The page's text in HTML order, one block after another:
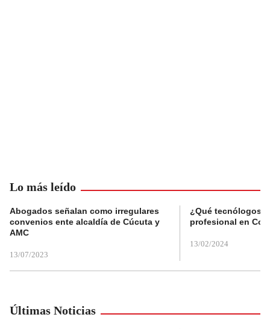
Lo más leído
Abogados señalan como irregulares
convenios ente alcaldía de Cúcuta y
AMC
13/07/2023
¿Qué tecnólogos
profesional en
13/02/2024
Últimas Noticias